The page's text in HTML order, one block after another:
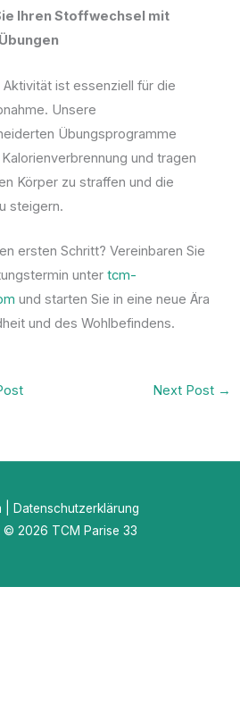
Ihren Stoffwechsel mit
Aktivität ist essenziell für die
Unsere
Übungsprogramme
und tragen
Körper zu straffen und die
steigern.
ersten Schritt? Vereinbaren Sie
untertcm-
und starten Sie in eine neue Ära
und des Wohlbefindens.
Next Post →
Datenschutzerklärung
© 2026 TCM Parise 33